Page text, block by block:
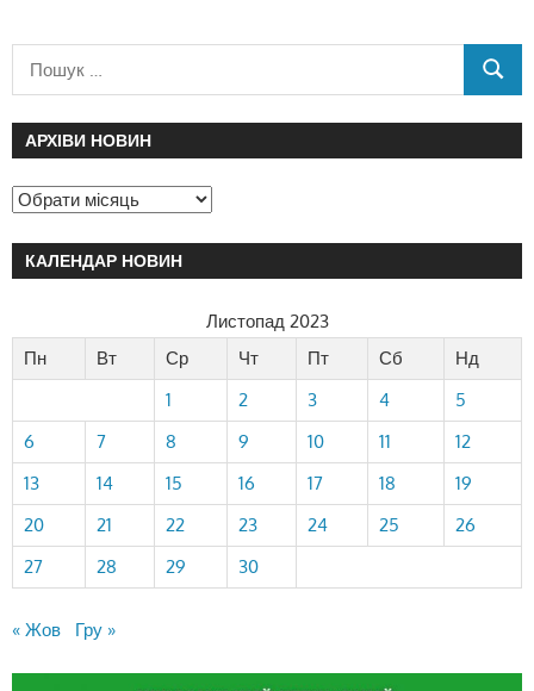
АРХІВИ НОВИН
КАЛЕНДАР НОВИН
Листопад 2023
Пн
Вт Ср Чт Пт Сб
Нд
1
2 3 4
5
6
7 8 9 10 11
12
13
14 15 16 17 18
19
20
21 22 23 24 25
26
27
28 29 30
« Жов Гру »